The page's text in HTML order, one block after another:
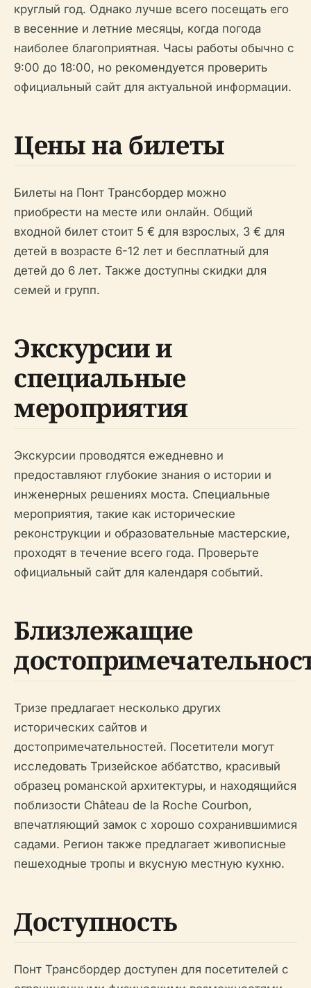
круглый год. Однако лучше всего посещать его
в весенние и летние месяцы, когда погода
наиболее благоприятная. Часы работы обычно с
9:00 до 18:00, но рекомендуется проверить
официальный сайт для актуальной информации.
Цены на билеты
Билеты на Понт Трансбордер можно
приобрести на месте или онлайн. Общий
входной билет стоит 5 € для взрослых, 3 € для
детей в возрасте 6-12 лет и бесплатный для
детей до 6 лет. Также доступны скидки для
семей и групп.
Экскурсии и
специальные
мероприятия
Экскурсии проводятся ежедневно и
предоставляют глубокие знания о истории и
инженерных решениях моста. Специальные
мероприятия, такие как исторические
реконструкции и образовательные мастерские,
проходят в течение всего года. Проверьте
официальный сайт для календаря событий.
Близлежащие
Тризе предлагает несколько других
исторических сайтов и
достопримечательностей. Посетители могут
исследовать Тризейское аббатство, красивый
образец романской архитектуры, и находящийся
поблизости Château de la Roche Courbon,
впечатляющий замок с хорошо сохранившимися
садами. Регион также предлагает живописные
пешеходные тропы и вкусную местную кухню.
Доступность
Понт Трансбордер доступен для посетителей с